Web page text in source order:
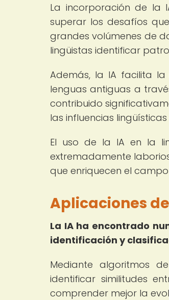
La incorporación de la
superar los desafíos
grandes volúmenes de
lingüistas identificar
Además, la IA facilita
lenguas antiguas a
contribuido
las influencias
El uso de la IA en la
extremadamente
que enriquecen el
Aplicaciones
La IA ha encontrado
identificación y
Mediante algoritmos
identificar similitudes
comprender mejor la